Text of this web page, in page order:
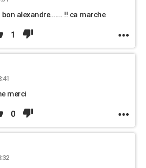
alexandre....... !! ca marche
1
merci
0